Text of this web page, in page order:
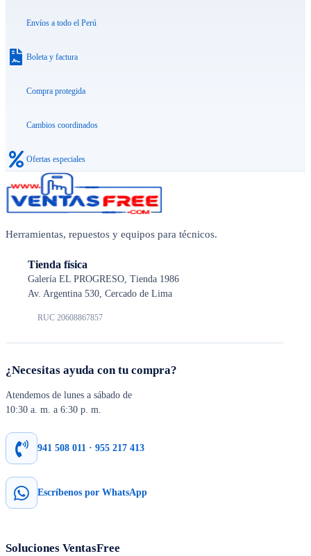
Envíos a todo el Perú
Boleta y factura
Compra protegida
Cambios coordinados
Ofertas especiales
Herramientas, repuestos y equipos para técnicos.
Tienda física
Galería EL PROGRESO, Tienda 1986
Av. Argentina 530, Cercado de Lima
RUC 20608867857
¿Necesitas ayuda con tu compra?
Atendemos de lunes a sábado de
10:30 a. m. a 6:30 p. m.
941 508 011 · 955 217 413
Escríbenos por WhatsApp
Soluciones VentasFree